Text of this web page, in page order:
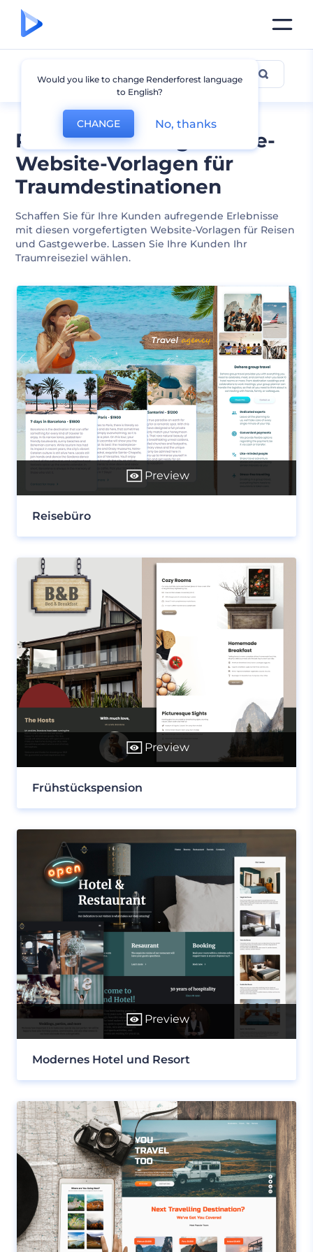
Reise- und Gastgewerbe-
Website-Vorlagen für
Traumdestinationen
Schaffen Sie für Ihre Kunden aufregende Erlebnisse
mit diesen vorgefertigten Website-Vorlagen für Reisen
und Gastgewerbe. Lassen Sie Ihre Kunden Ihr
Traumreiseziel wählen.
Reisen und Gastgewerbe
Preview
Reisebüro
Preview
Frühstückspension
Preview
Modernes Hotel und Resort
Would you like to change Renderforest language
to English?
CHANGE No, thanks